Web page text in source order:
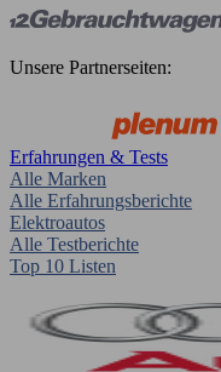
Unsere Partnerseiten:
Erfahrungen & Tests
Alle Marken
Alle Erfahrungsberichte
Elektroautos
Alle Testberichte
Top 10 Listen